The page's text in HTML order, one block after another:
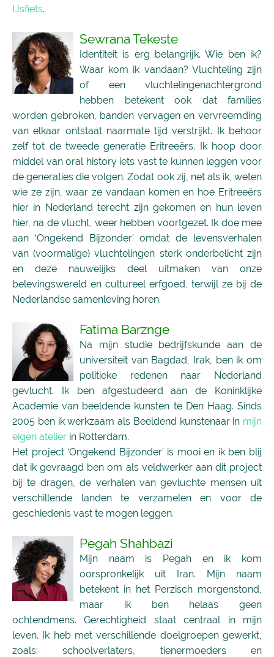
IJsfiets.
Sewrana Tekeste
Identiteit is erg belangrijk. Wie ben ik?
Waar kom ik vandaan? Vluchteling zijn
of een vluchtelingenachtergrond
hebben betekent ook dat families
worden gebroken, banden vervagen en vervreemding
van elkaar ontstaat naarmate tijd verstrijkt. Ik behoor
zelf tot de tweede generatie Eritreeërs. Ik hoop door
middel van oral history iets vast te kunnen leggen voor
de generaties die volgen. Zodat ook zij, net als ik, weten
wie ze zijn, waar ze vandaan komen en hoe Eritreeërs
hier in Nederland terecht zijn gekomen en hun leven
hier, na de vlucht, weer hebben voortgezet. Ik doe mee
aan ‘Ongekend Bijzonder’ omdat de levensverhalen
van (voormalige) vluchtelingen sterk onderbelicht zijn
en deze nauwelijks deel uitmaken van onze
belevingswereld en cultureel erfgoed, terwijl ze bij de
Nederlandse samenleving horen.
Fatima Barznge
Na mijn studie bedrijfskunde aan de
universiteit van Bagdad, Irak, ben ik om
politieke redenen naar Nederland
gevlucht. Ik ben afgestudeerd aan de Koninklijke
Academie van beeldende kunsten te Den Haag. Sinds
2005 ben ik werkzaam als Beeldend kunstenaar in mijn
eigen atelier in Rotterdam.
Het project ‘Ongekend Bijzonder’ is mooi en ik ben blij
dat ik gevraagd ben om als veldwerker aan dit project
bij te dragen, de verhalen van gevluchte mensen uit
verschillende landen te verzamelen en voor de
geschiedenis vast te mogen leggen.
Pegah Shahbazi
Mijn naam is Pegah en ik kom
oorspronkelijk uit Iran. Mijn naam
betekent in het Perzisch morgenstond,
maar ik ben helaas geen
ochtendmens. Gerechtigheid staat centraal in mijn
leven. Ik heb met verschillende doelgroepen gewerkt,
zoals: schoolverlaters, tienermoeders en